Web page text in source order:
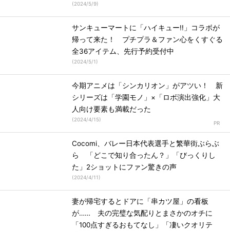
(2024/5/9)
サンキューマートに「ハイキュー!!」コラボが
帰って来た！ プチプラ＆ファン心をくすぐる
全36アイテム、先行予約受付中
(2024/5/1)
今期アニメは「シンカリオン」がアツい！ 新
シリーズは「学園モノ」×「ロボ演出強化」大
人向け要素も満載だった
(2024/4/15)
Cocomi、バレー日本代表選手と繁華街ぶらぶ
ら 「どこで知り合ったん？」「びっくりし
た」2ショットにファン驚きの声
(2024/4/11)
妻が帰宅するとドアに「串カツ屋」の看板
が…… 夫の完璧な気配りとまさかのオチに
「100点すぎるおもてなし」「凄いクオリテ